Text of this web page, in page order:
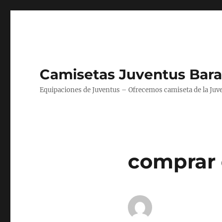
Camisetas Juventus
Equipaciones de Juventus – Ofrecemos camiseta de la
comprar